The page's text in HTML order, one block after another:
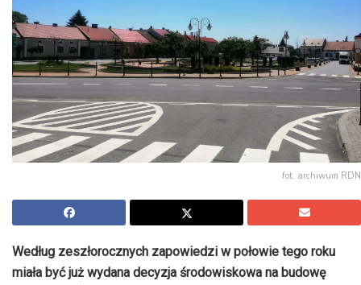
fot. archiwum RDN
Według zeszłorocznych zapowiedzi w połowie tego roku
miała być już wydana decyzja środowiskowa na budowę